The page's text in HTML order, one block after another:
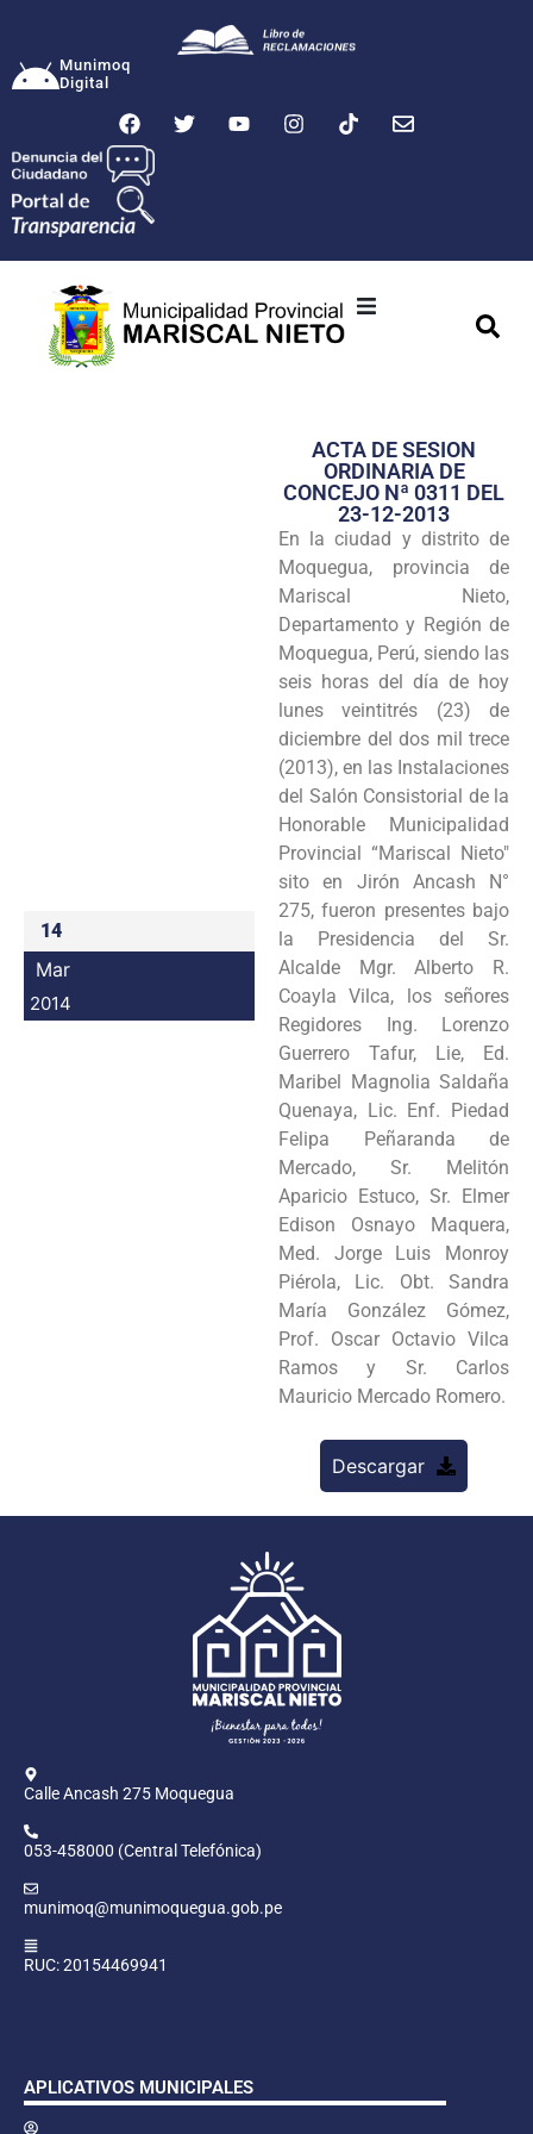
Munimoq
Digital
Transparencia
Seguridad
Programas
Intranet
14
Mar
2014
ACTA DE SESION
ORDINARIA DE
CONCEJO Nª 0311 DEL
23-12-2013
En la ciudad y distrito de
Moquegua, provincia de
Mariscal Nieto,
Departamento y Región de
Moquegua, Perú, siendo las
seis horas del día de hoy
lunes veintitrés (23) de
diciembre del dos mil trece
(2013), en las Instalaciones
del Salón Consistorial de la
Honorable Municipalidad
Provincial “Mariscal Nieto"
sito en Jirón Ancash N°
275, fueron presentes bajo
la Presidencia del Sr.
Alcalde Mgr. Alberto R.
Coayla Vilca, los señores
Regidores Ing. Lorenzo
Guerrero Tafur, Lie, Ed.
Maribel Magnolia Saldaña
Quenaya, Lic. Enf. Piedad
Felipa Peñaranda de
Mercado, Sr. Melitón
Aparicio Estuco, Sr. Elmer
Edison Osnayo Maquera,
Med. Jorge Luis Monroy
Piérola, Lic. Obt. Sandra
María González Gómez,
Prof. Oscar Octavio Vilca
Ramos y Sr. Carlos
Mauricio Mercado Romero.
Descargar
Calle Ancash 275 Moquegua
053-458000 (Central Telefónica)
munimoq@munimoquegua.gob.pe
RUC: 20154469941
APLICATIVOS MUNICIPALES